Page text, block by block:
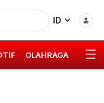
ID
OLAHRAGA GAYA